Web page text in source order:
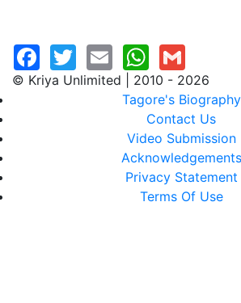
© Kriya Unlimited | 2010 - 2026
Tagore's Biography
Contact Us
Video Submission
Acknowledgements
Privacy Statement
Terms Of Use